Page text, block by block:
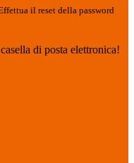
il reset della password
di posta elettronica!